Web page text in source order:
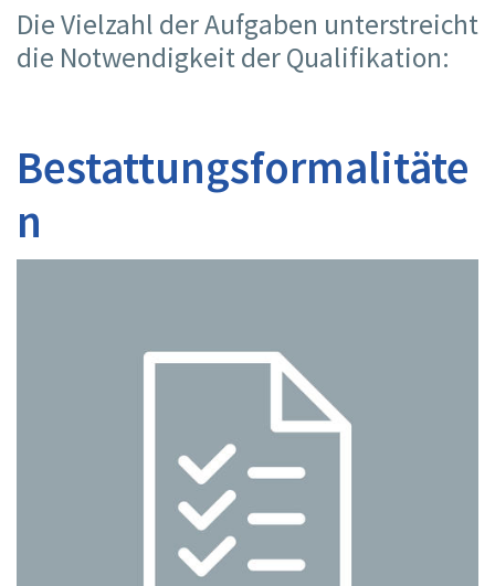
Die Vielzahl der Aufgaben unterstreicht
die Notwendigkeit der Qualifikation:
Bestattungsformalitäte
n